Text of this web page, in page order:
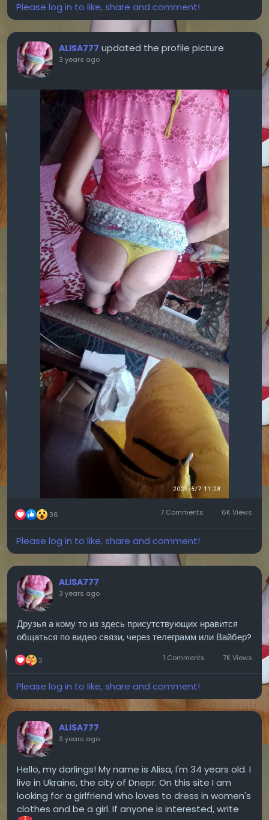
Please log in to like, share and comment!
ALISA777 updated the profile picture
3 years ago
36 7 Comments 6K Views
Please log in to like, share and comment!
ALISA777
3 years ago
Друзья а кому то из здесь присутствующих нравится
общаться по видео связи, через телеграмм или Вайбер?
2 1 Comments 7K Views
Please log in to like, share and comment!
ALISA777
3 years ago
Hello, my darlings! My name is Alisa, I'm 34 years old. I
live in Ukraine, the city of Dnepr. On this site I am
looking for a girlfriend who loves to dress in women's
clothes and be a girl. If anyone is interested, write